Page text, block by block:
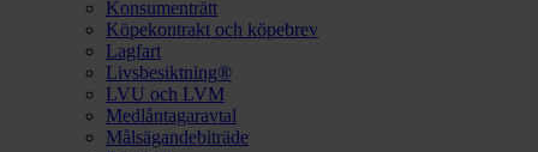
Konsumenträtt
Köpekontrakt och köpebrev
Lagfart
Livsbesiktning®
LVU och LVM
Medlåntagaravtal
Målsägandebiträde